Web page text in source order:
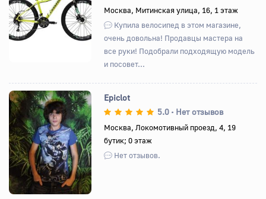
Назад ВпередМосква, Митинская улица, 16, 1 этаж
Купила велосипед в этом магазине,
очень довольна! Продавцы мастера на
все руки! Подобрали подходящую модель
и посовет...
Назад Вперед
Epiclot
5.0 • Нет отзывов
Москва, Локомотивный проезд, 4, 19
бутик; 0 этаж
Нет отзывов.